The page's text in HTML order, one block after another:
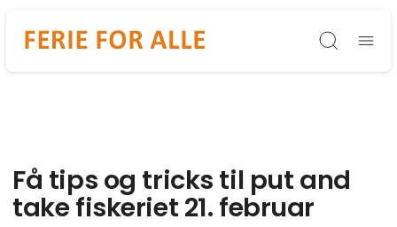
Søg
Få tips og tricks til put and
take fiskeriet 21. februar